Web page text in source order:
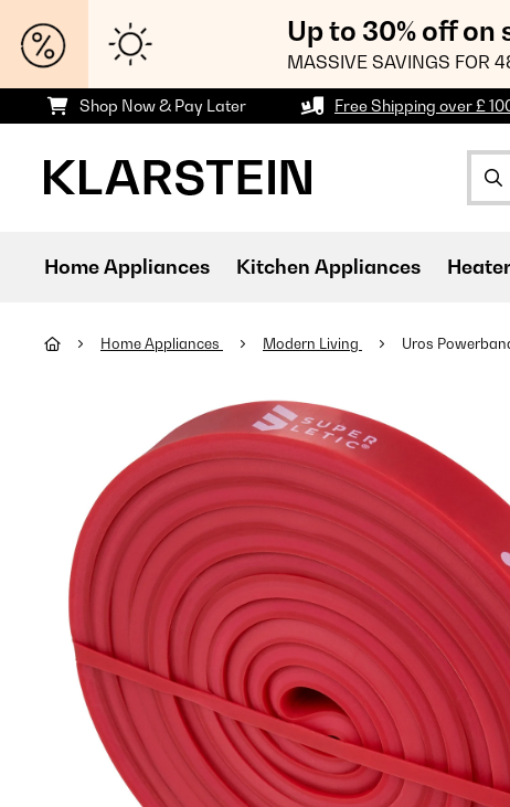
Up to 30% off
MASSIVE SAVINGS FOR
Shop Now & Pay Later Free Shipping over £
Home Appliances Kitchen Appliances
Home Appliances Modern Living Uros